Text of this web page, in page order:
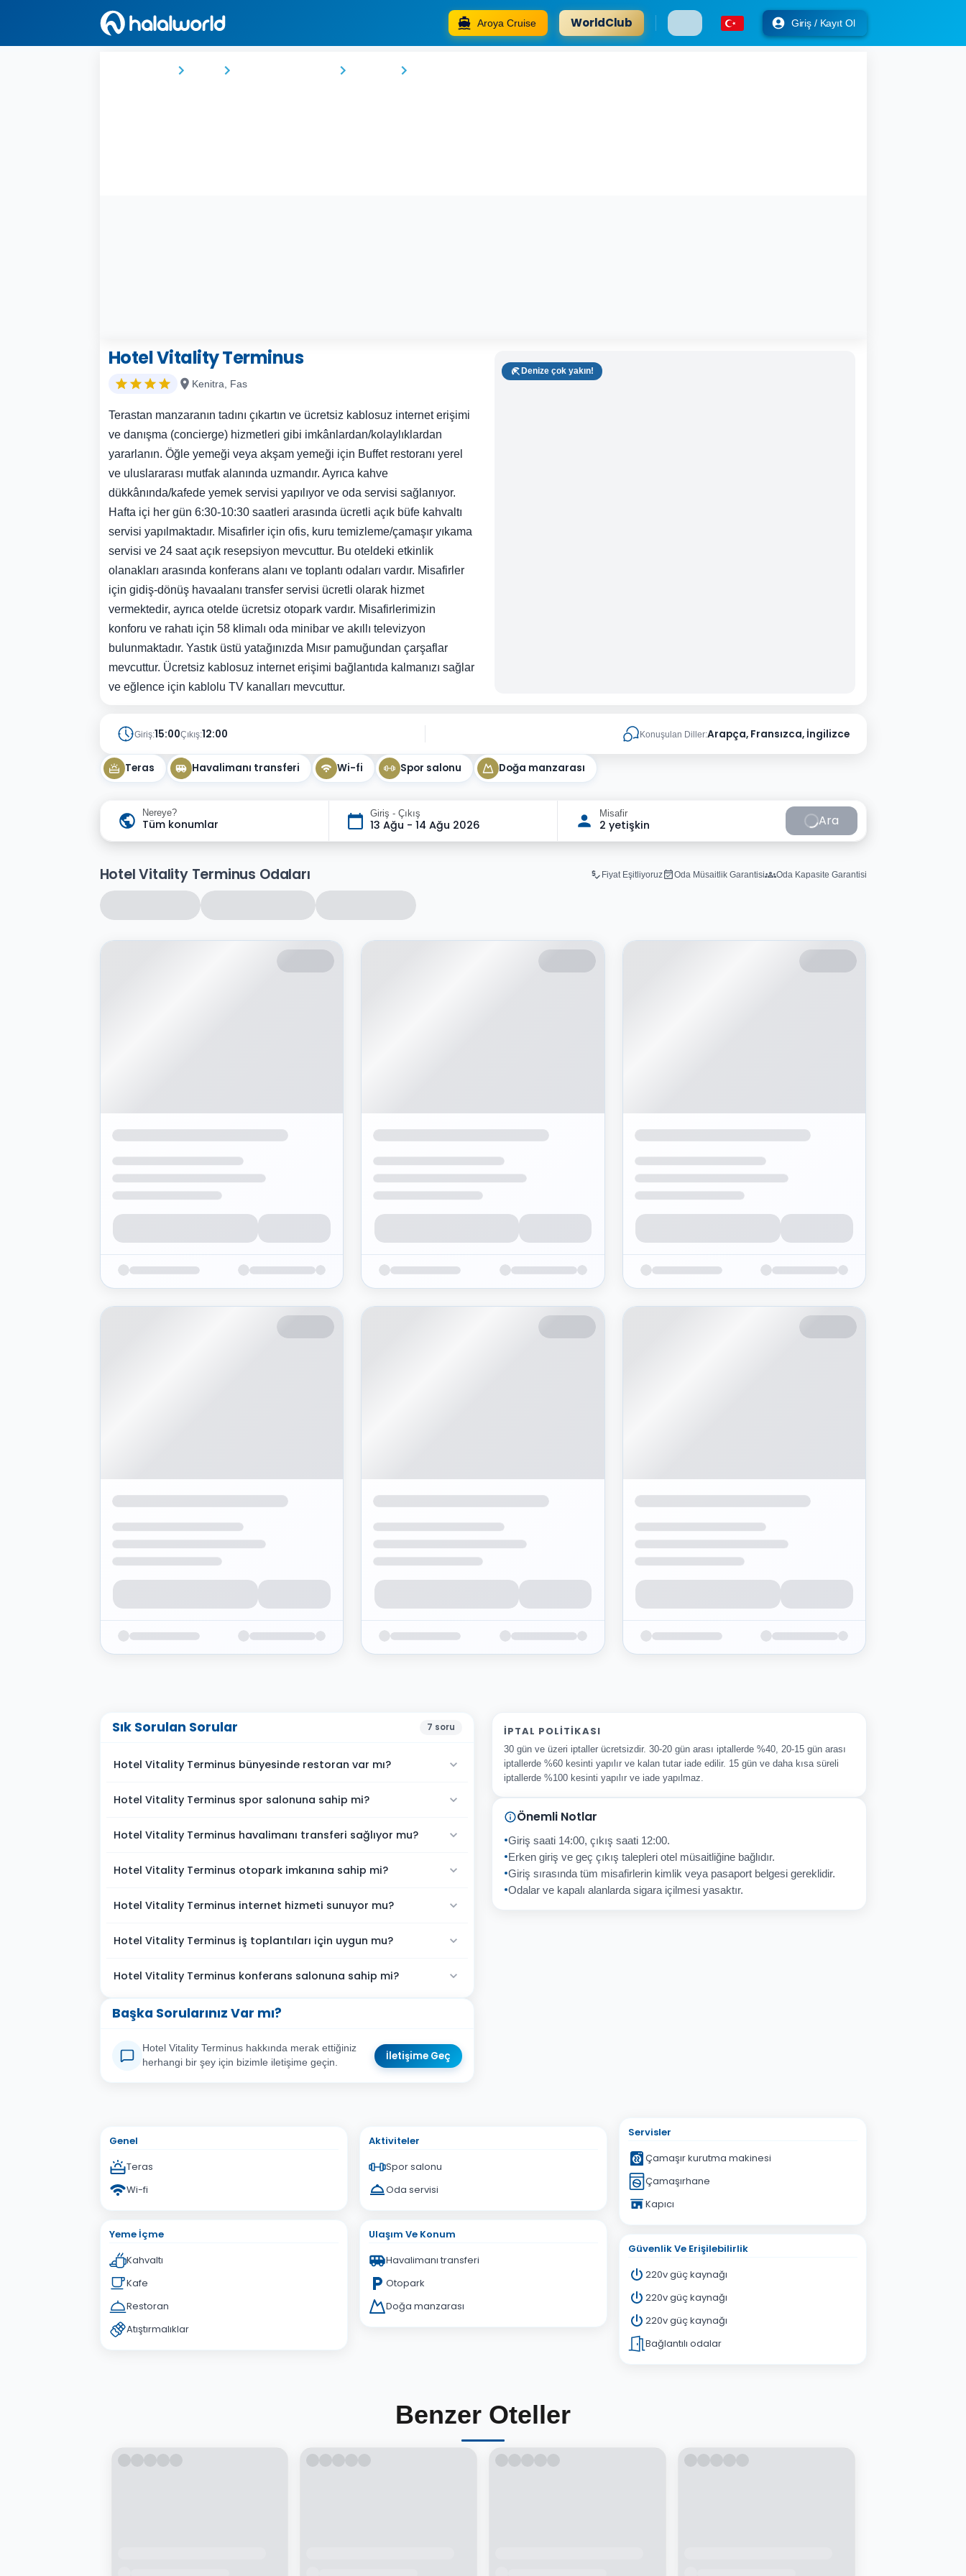
Aroya Cruise WorldClub Giriş / Kayıt Ol
Hotel Vitality Terminus
Kenitra, Fas
Terastan manzaranın tadını çıkartın ve ücretsiz kablosuz internet erişimi
ve danışma (concierge) hizmetleri gibi imkânlardan/kolaylıklardan
yararlanın. Öğle yemeği veya akşam yemeği için Buffet restoranı yerel
ve uluslararası mutfak alanında uzmandır. Ayrıca kahve
dükkânında/kafede yemek servisi yapılıyor ve oda servisi sağlanıyor.
Hafta içi her gün 6:30-10:30 saatleri arasında ücretli açık büfe kahvaltı
servisi yapılmaktadır. Misafirler için ofis, kuru temizleme/çamaşır yıkama
servisi ve 24 saat açık resepsiyon mevcuttur. Bu oteldeki etkinlik
olanakları arasında konferans alanı ve toplantı odaları vardır. Misafirler
için gidiş-dönüş havaalanı transfer servisi ücretli olarak hizmet
vermektedir, ayrıca otelde ücretsiz otopark vardır. Misafirlerimizin
konforu ve rahatı için 58 klimalı oda minibar ve akıllı televizyon
bulunmaktadır. Yastık üstü yatağınızda Mısır pamuğundan çarşaflar
mevcuttur. Ücretsiz kablosuz internet erişimi bağlantıda kalmanızı sağlar
ve eğlence için kablolu TV kanalları mevcuttur.
Denize çok yakın!
Giriş:15:00Çıkış:12:00 Konuşulan Diller:Arapça, Fransızca, İngilizce
Teras Havalimanı transferi Wi-fi Spor salonu Doğa manzarası
Nereye?
Tüm konumlar
Giriş - Çıkış
13 Ağu - 14 Ağu 2026
Misafir
2 yetişkin Ara
Hotel Vitality Terminus Odaları Fiyat Eşitliyoruz Oda Müsaitlik Garantisi Oda Kapasite Garantisi
Sık Sorulan Sorular 7 soru
Hotel Vitality Terminus bünyesinde restoran var mı?
Hotel Vitality Terminus spor salonuna sahip mi?
Hotel Vitality Terminus havalimanı transferi sağlıyor mu?
Hotel Vitality Terminus otopark imkanına sahip mi?
Hotel Vitality Terminus internet hizmeti sunuyor mu?
Hotel Vitality Terminus iş toplantıları için uygun mu?
Hotel Vitality Terminus konferans salonuna sahip mi?
Başka Sorularınız Var mı?
Hotel Vitality Terminus hakkında merak ettiğiniz
herhangi bir şey için bizimle iletişime geçin.
İletişime Geç
Sorunuz
İPTAL POLITIKASI
30 gün ve üzeri iptaller ücretsizdir. 30-20 gün arası iptallerde %40, 20-15 gün arası
iptallerde %60 kesinti yapılır ve kalan tutar iade edilir. 15 gün ve daha kısa süreli
iptallerde %100 kesinti yapılır ve iade yapılmaz.
Önemli Notlar
Giriş saati 14:00, çıkış saati 12:00.
Erken giriş ve geç çıkış talepleri otel müsaitliğine bağlıdır.
Giriş sırasında tüm misafirlerin kimlik veya pasaport belgesi gereklidir.
Odalar ve kapalı alanlarda sigara içilmesi yasaktır.
Genel
Teras
Wi-fi
Yeme İçme
Kahvaltı
Kafe
Restoran
Atıştırmalıklar
Aktiviteler
Spor salonu
Oda servisi
Ulaşım Ve Konum
Havalimanı transferi
Otopark
Doğa manzarası
Servisler
Çamaşır kurutma makinesi
Çamaşırhane
Kapıcı
Güvenlik Ve Erişilebilirlik
220v güç kaynağı
220v güç kaynağı
220v güç kaynağı
Bağlantılı odalar
Benzer Oteller